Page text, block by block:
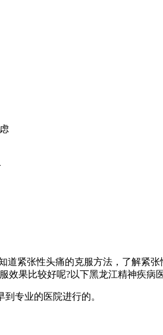
紧张性头痛的克服方法，了解紧
效果比较好呢?以下黑龙江精神疾病
专业的医院进行的。